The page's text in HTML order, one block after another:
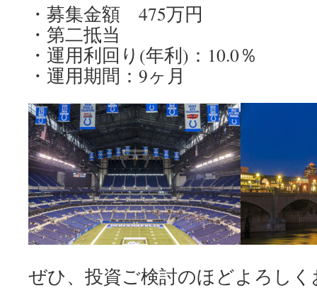
・募集金額 475万円
・第二抵当
・運用利回り(年利)：10.0％
・運用期間：9ヶ月
ぜひ、投資ご検討のほどよろし